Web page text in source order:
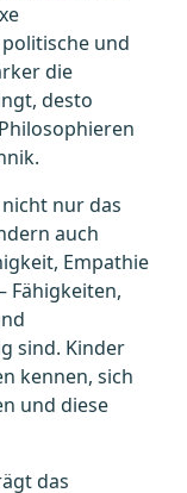
und
die
desto
nur das
auch
Empathie
Fähigkeiten,
sind. Kinder
kennen, sich
und diese
das